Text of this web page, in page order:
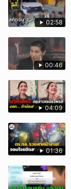
02:58
00:46
04:09
01:36